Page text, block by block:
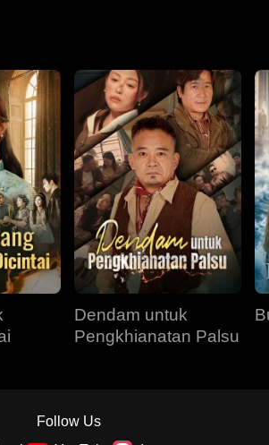
Dendam untuk
Pengkhianatan Palsu
Follow Us